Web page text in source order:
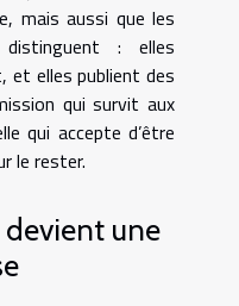
mais aussi que les
: elles
et elles publient des
qui survit aux
qui accepte d’être
le rester.
une